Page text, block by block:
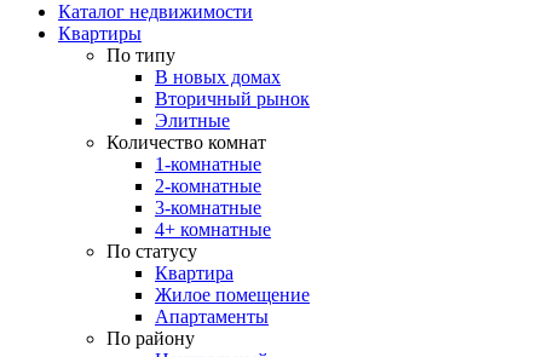
Каталог недвижимости
Квартиры
По типу
В новых домах
Вторичный рынок
Элитные
Количество комнат
1-комнатные
2-комнатные
3-комнатные
4+ комнатные
По статусу
Квартира
Жилое помещение
Апартаменты
По району